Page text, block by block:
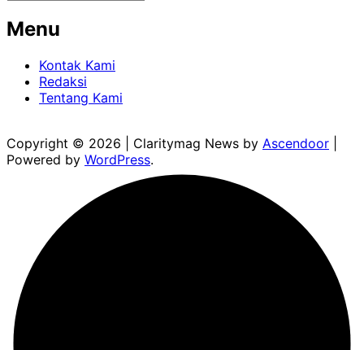
Menu
Kontak Kami
Redaksi
Tentang Kami
Copyright © 2026 | Claritymag News by Ascendoor
Powered by WordPress.